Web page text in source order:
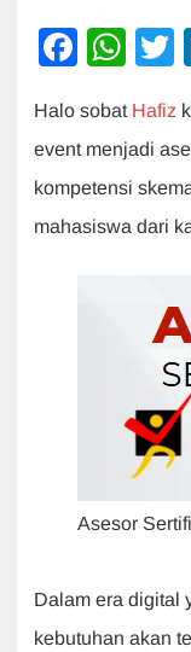
F
c
e
b
o
W
at
s
A
p
Halo sobat Hafiz
event menjadi
kompetensi
mahasiswa dari
Asesor
Dalam era digital
kebutuhan akan